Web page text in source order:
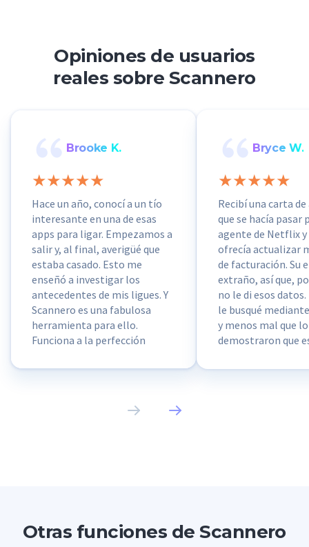
Opiniones de usuarios
reales sobre Scannero
Brooke K.
Hace un año, conocí a un tío
interesante en una de esas
apps para ligar. Empezamos a
salir y, al final, averigüé que
estaba casado. Esto me
enseñó a investigar los
antecedentes de mis ligues. Y
Scannero es una fabulosa
herramienta para ello.
Funciona a la perfección
perfil de redes sociales y
Bryce W.
Recibí una carta
que se hacía pasar
agente de Netflix y
ofrecía actualizar
de facturación. Su
extraño, así que,
no le di esos
le busqué
y menos mal que
demostraron que
robar datos
Otras funciones de Scannero